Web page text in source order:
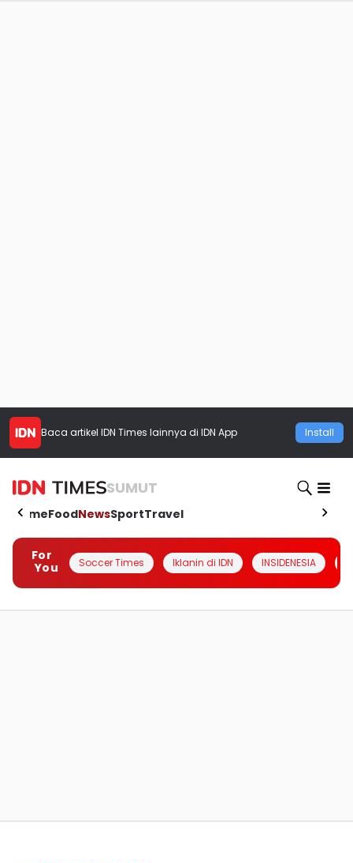
Baca artikel IDN Times lainnya di IDN App Install
SUMUT
HomeFoodNewsSportTravel
For
You
Soccer Times Iklanin di IDN INSIDENESIA